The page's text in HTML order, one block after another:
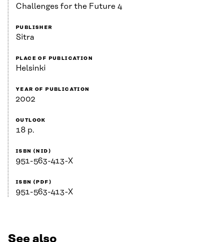
Challenges for the Future 4
PUBLISHER
Sitra
PLACE OF PUBLICATION
Helsinki
YEAR OF PUBLICATION
2002
OUTLOOK
18 p.
ISBN (NID)
951-563-413-X
ISBN (PDF)
951-563-413-X
See also